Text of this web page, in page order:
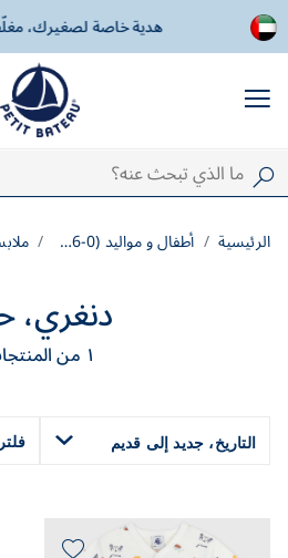
هدية خاصة لصغيرك، مغلّفة
الرئيسية أطفال و مواليد (0-36 شهرًا)
دنغري،
١ من
التاريخ، جديد إلى قديم فلتر